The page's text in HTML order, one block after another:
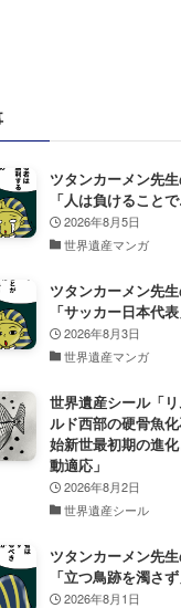
ツタンカーメン先
「人は負けること
2026年8月5日
世界遺産マンガ
ツタンカーメン先
「サッカー日本代表
2026年8月3日
世界遺産マンガ
世界遺産シール「
ルド西部の硬骨魚
始新世最初期の進
動適応」
2026年8月2日
世界遺産シール
ツタンカーメン先
「立つ鳥跡を濁さず
2026年8月1日